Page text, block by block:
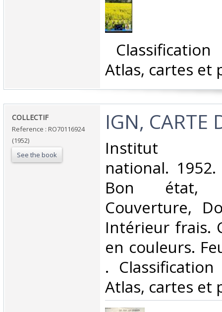
Atlas, cartes et
‎COLLECTIF‎
Reference : RO70116924
(1952)
See the book
‎IGN, CARTE
‎Institut
national.
Bon état,
Couverture,
Intérieur frais.
en couleurs.
.
Atlas, cartes et